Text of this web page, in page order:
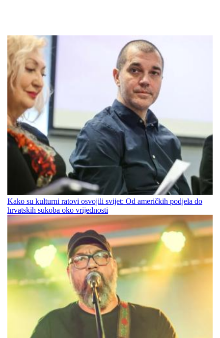
Kako su kulturni ratovi osvojili svijet: Od američkih podjela do
hrvatskih sukoba oko vrijednosti